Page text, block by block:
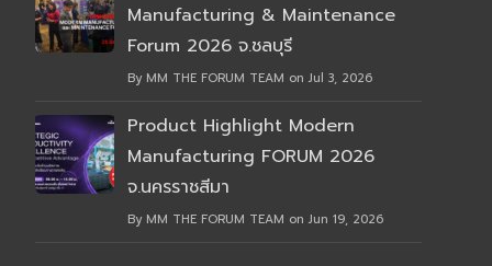
Manufacturing & Maintenance
Forum 2026 จ.ชลบุรี
By MM THE FORUM TEAM on Jul 3, 2026
Product Highlight Modern
Manufacturing FORUM 2026
จ.นครราชสีมา
By MM THE FORUM TEAM on Jun 19, 2026